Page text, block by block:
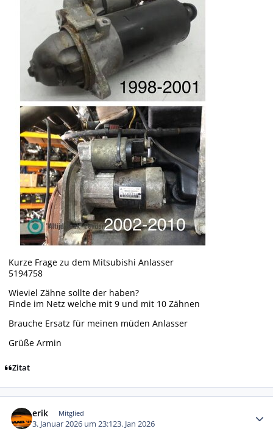
Kurze Frage zu dem Mitsubishi Anlasser
5194758
Wieviel Zähne sollte der haben?
Finde im Netz welche mit 9 und mit 10 Zähnen
Brauche Ersatz für meinen müden Anlasser
Grüße Armin
Zitat
erik Mitglied
3. Januar 2026 um 23:123. Jan 2026